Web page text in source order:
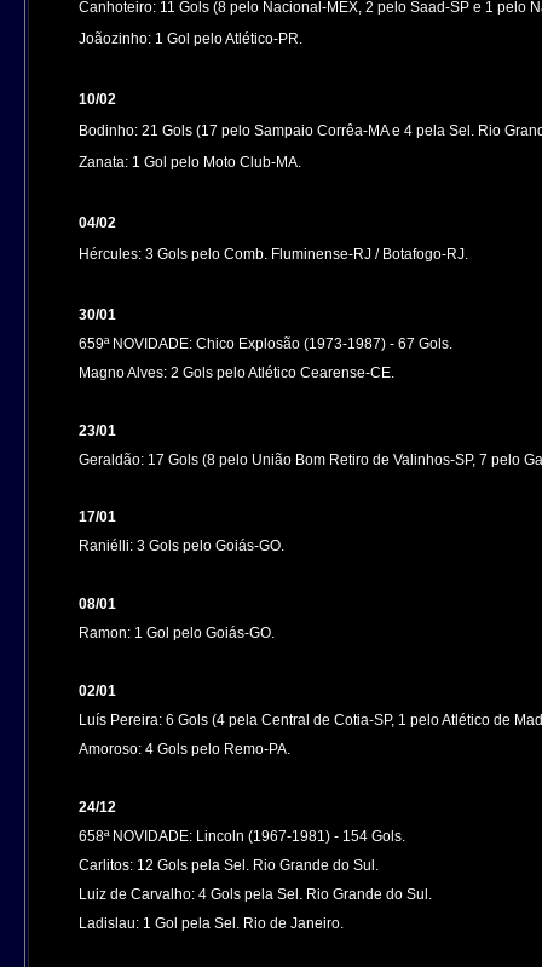
Canhoteiro: 11 Gols (8 pelo Nacional-MEX, 2 pelo Saad-SP e 1 pelo
Joãozinho: 1 Gol pelo Atlético-PR.
10/02
Bodinho: 21 Gols (17 pelo Sampaio Corrêa-MA e 4 pela Sel. Rio
Zanata: 1 Gol pelo Moto Club-MA.
04/02
Hércules: 3 Gols pelo Comb. Fluminense-RJ / Botafogo-RJ.
30/01
659ª NOVIDADE: Chico Explosão (1973-1987) - 67 Gols.
Magno Alves: 2 Gols pelo Atlético Cearense-CE.
23/01
Geraldão: 17 Gols (8 pelo União Bom Retiro de Valinhos-SP, 7 pelo
17/01
Raniélli: 3 Gols pelo Goiás-GO.
08/01
Ramon: 1 Gol pelo Goiás-GO.
02/01
Luís Pereira: 6 Gols (4 pela Central de Cotia-SP, 1 pelo Atlético de
Amoroso: 4 Gols pelo Remo-PA.
24/12
658ª NOVIDADE: Lincoln (1967-1981) - 154 Gols.
Carlitos: 12 Gols pela Sel. Rio Grande do Sul.
Luiz de Carvalho: 4 Gols pela Sel. Rio Grande do Sul.
Ladislau: 1 Gol pela Sel. Rio de Janeiro.